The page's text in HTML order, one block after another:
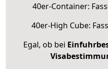
40er-Container:
40er-High Cube:
Egal, ob bei